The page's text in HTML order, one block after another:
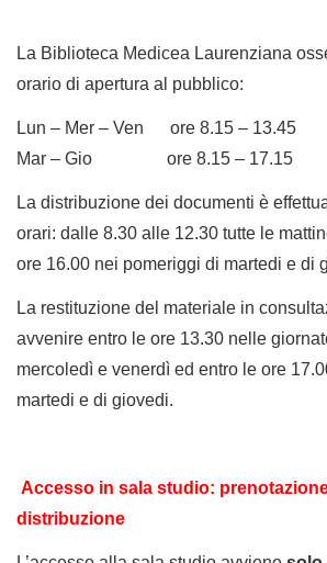
La Biblioteca Medicea Laurenziana
orario di apertura al pubblico:
Lun – Mer – Ven ore 8.15 – 13.45
Mar – Gio ore 8.15 – 17.15
La distribuzione dei documenti è
orari: dalle 8.30 alle 12.30 tutte le
ore 16.00 nei pomeriggi di martedi e di
La restituzione del materiale in
avvenire entro le ore 13.30 nelle
mercoledì e venerdì ed entro le ore
martedi e di giovedi.
Accesso in sala studio:
distribuzione